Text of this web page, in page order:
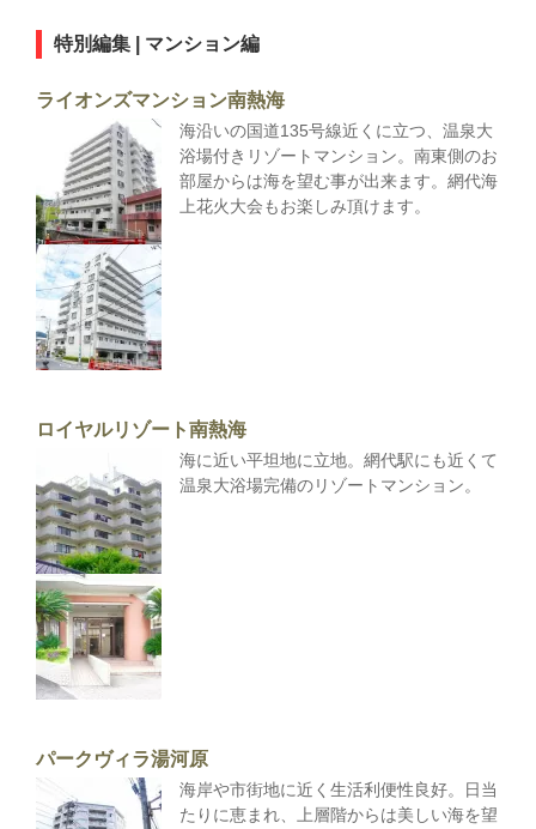
特別編集 | マンション編
ライオンズマンション南熱海
海沿いの国道135号線近くに立つ、温泉大
浴場付きリゾートマンション。南東側のお
部屋からは海を望む事が出来ます。網代海
上花火大会もお楽しみ頂けます。
ロイヤルリゾート南熱海
海に近い平坦地に立地。網代駅にも近くて
温泉大浴場完備のリゾートマンション。
パークヴィラ湯河原
海岸や市街地に近く生活利便性良好。日当
たりに恵まれ、上層階からは美しい海を望